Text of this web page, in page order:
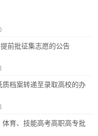
前批征集志愿的公告
档案转递至录取高校的办
育、技能高考高职高专批